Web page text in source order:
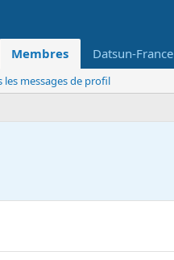
Membres Datsun-France
les messages de profil